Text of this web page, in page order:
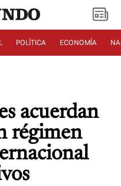
POLÍTICA ECONOMÍA
acuerdan
régimen